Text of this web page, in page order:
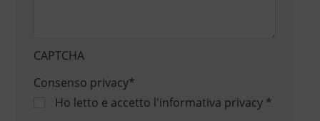
CAPTCHA
Consenso privacy*
Ho letto e accetto l'informativa privacy*